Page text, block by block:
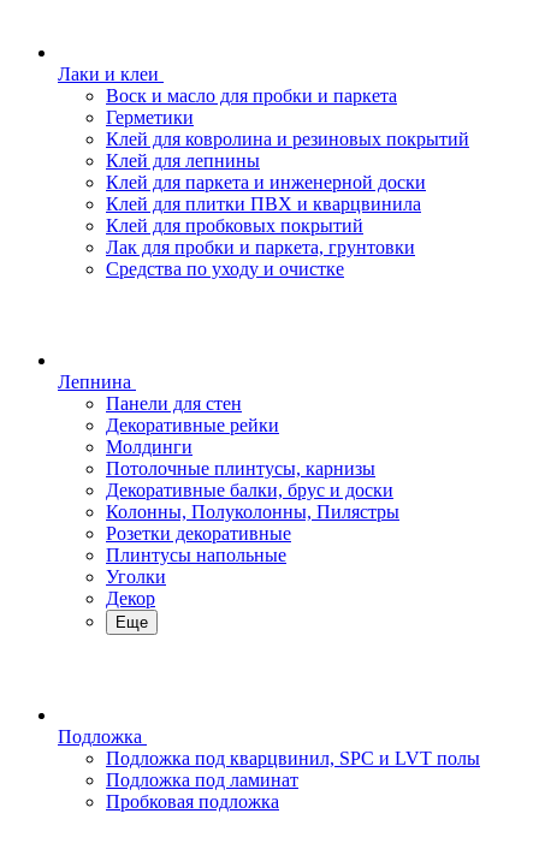
Лаки и клеи
Воск и масло для пробки и паркета
Герметики
Клей для ковролина и резиновых покрытий
Клей для лепнины
Клей для паркета и инженерной доски
Клей для плитки ПВХ и кварцвинила
Клей для пробковых покрытий
Лак для пробки и паркета, грунтовки
Средства по уходу и очистке
Лепнина
Панели для стен
Декоративные рейки
Молдинги
Потолочные плинтусы, карнизы
Декоративные балки, брус и доски
Колонны, Полуколонны, Пилястры
Розетки декоративные
Плинтусы напольные
Уголки
Декор
Еще
Подложка
Подложка под кварцвинил, SPC и LVT полы
Подложка под ламинат
Пробковая подложка